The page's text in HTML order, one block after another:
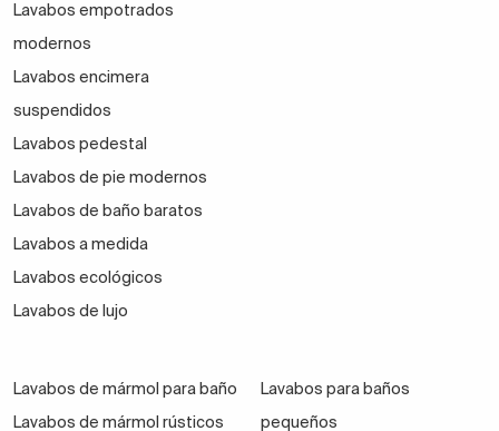
protagonismo y tiene un mayor peso decorativo, son
más recomendados para baños amplios.
Lavabos con seno desplazado
Los lavabos con el seno desplazado son perfectos
para casas donde vivan varias personas. Se trata de
dejar jabón, cepillo de dientes u otros enseres de
aseo diario.
Lavabos empotrados
modernos
Lavabos encimera
suspendidos
Lavabos pedestal
Lavabos de pie modernos
Lavabos de baño baratos
Lavabos a medida
Lavabos ecológicos
Lavabos de lujo
Lavabos de mármol para baño
Lavabos de mármol rústicos
Lavabos para baños
pequeños